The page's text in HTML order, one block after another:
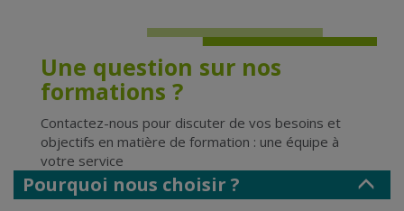
Une question sur nos
formations ?
Contactez-nous pour discuter de vos besoins et
objectifs en matière de formation : une équipe à
votre service
Pourquoi nous choisir ?